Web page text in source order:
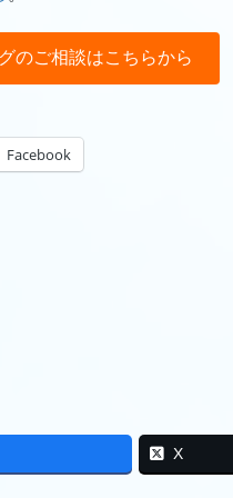
のご相談はこちらから
Facebook
X